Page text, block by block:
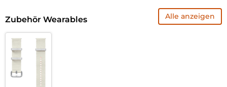
Zubehör Wearables Alle anzeigen